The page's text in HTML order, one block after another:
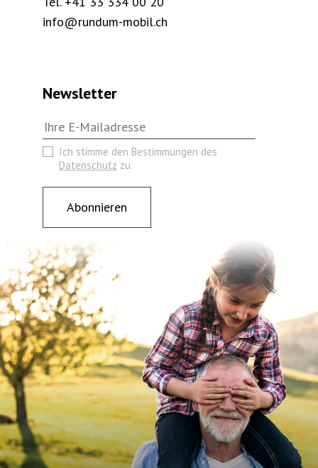
info@rundum-mobil.ch
Newsletter
Ich stimme den Bestimmungen des
Datenschutz zu.
Abonnieren